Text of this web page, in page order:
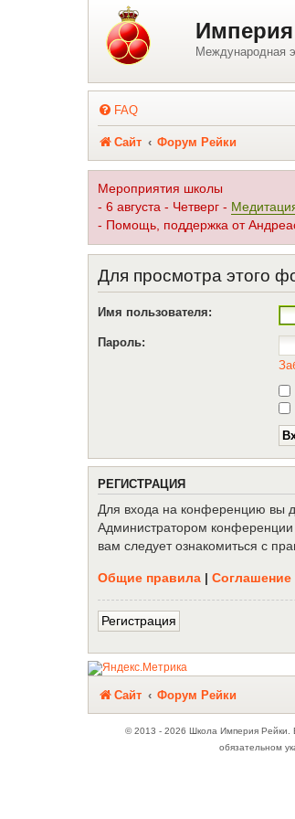
Регистрация
Международная
FAQ
Сайт Форум Рейки
Мероприятия школы
- 6 августа - Четверг -
- Помощь, поддержка от
Для просмотра этого
Имя пользователя:
Пароль:
РЕГИСТРАЦИЯ
Для входа на конференцию вы
Администратором конференции
вам следует ознакомиться с
Общие правила | Соглашение
Регистрация
Сайт Форум Рейки
Связаться с
© 2013 - 2026 Школа Империя Рейки.
обязательном